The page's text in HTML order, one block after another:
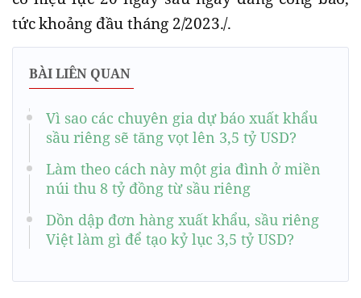
tức khoảng đầu tháng 2/2023./.
BÀI LIÊN QUAN
Vì sao các chuyên gia dự báo xuất khẩu
sầu riêng sẽ tăng vọt lên 3,5 tỷ USD?
Làm theo cách này một gia đình ở miền
núi thu 8 tỷ đồng từ sầu riêng
Dồn dập đơn hàng xuất khẩu, sầu riêng
Việt làm gì để tạo kỷ lục 3,5 tỷ USD?